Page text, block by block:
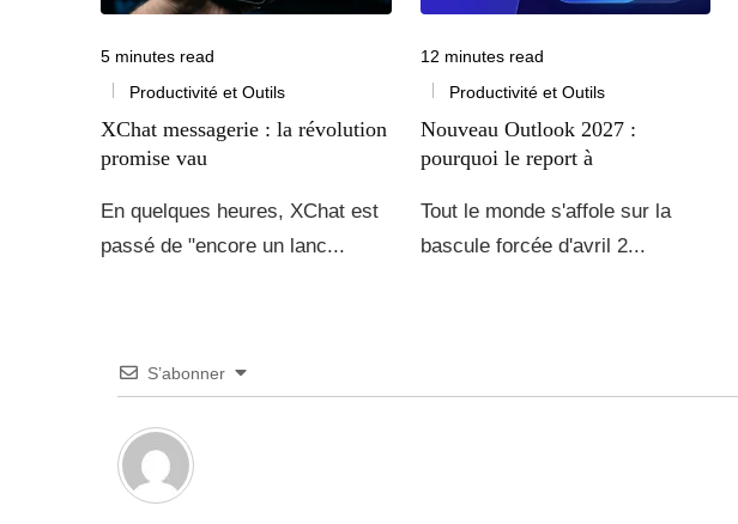
5 minutes read
Productivité et Outils
XChat messagerie : la révolution
promise vau
En quelques heures, XChat est
passé de "encore un lanc...
12 minutes read
Productivité et Outils
Nouveau Outlook 2027 :
pourquoi le report à
Tout le monde s'affole sur la
bascule forcée d'avril 2...
S’abonner